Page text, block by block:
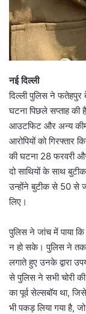
नई दिल्ली
दिल्ली पुलिस ने फतेहपुर
घटना पिछले सप्ताह
आउटफिट और अन्य
आरोपियों को गिरफ्तार
की घटना 28 फरवरी
दो साथियों के साथ
उन्होंने बुटीक से 50 से
लिए।
पुलिस ने जांच में पाया कि
न हो सके। पुलिस ने
लगाते हुए उनके द्वारा
से पुलिस ने सभी चोरी
का पूर्व सेल्सबॉय था,
भी पकड़ लिया गया है,